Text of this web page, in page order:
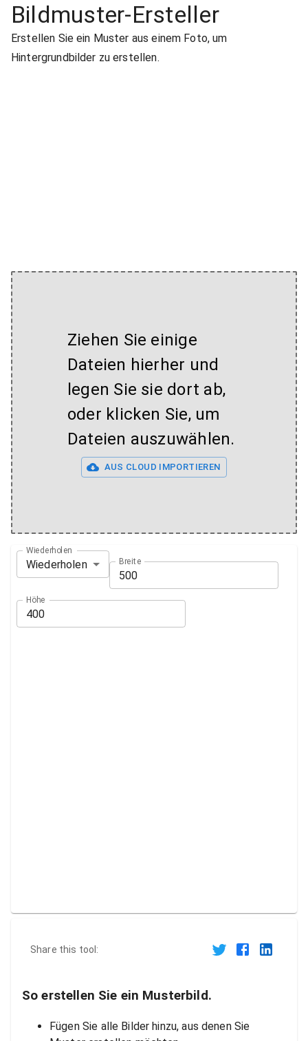
Bildmuster-Ersteller
Erstellen Sie ein Muster aus einem Foto, um
Hintergrundbilder zu erstellen.
Ziehen Sie einige
Dateien hierher und
legen Sie sie dort ab,
oder klicken Sie, um
Dateien auszuwählen.
AUS CLOUD IMPORTIEREN
Wiederholen
Wiederholen Breite
Höhe
Share this tool:
So erstellen Sie ein Musterbild.
Fügen Sie alle Bilder hinzu, aus denen Sie